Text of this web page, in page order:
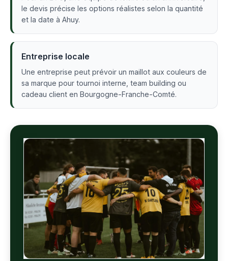
le devis précise les options réalistes selon la quantité
et la date à Ahuy.
Entreprise locale
Une entreprise peut prévoir un maillot aux couleurs de
sa marque pour tournoi interne, team building ou
cadeau client en Bourgogne-Franche-Comté.